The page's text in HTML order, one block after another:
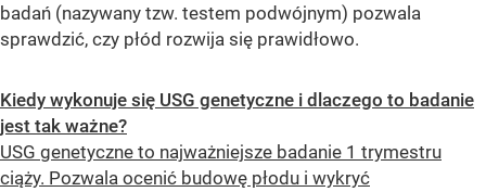
badań (nazywany tzw. testem podwójnym) pozwala
sprawdzić, czy płód rozwija się prawidłowo.
Kiedy wykonuje się USG genetyczne i dlaczego to badanie
jest tak ważne?
USG genetyczne to najważniejsze badanie 1 trymestru
ciąży. Pozwala ocenić budowę płodu i wykryć